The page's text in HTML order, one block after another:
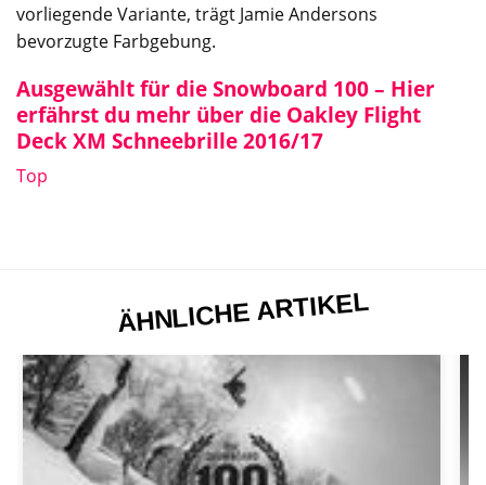
vorliegende Variante, trägt Jamie Andersons
bevorzugte Farbgebung.
Ausgewählt für die Snowboard 100 – Hier
erfährst du mehr über die Oakley Flight
Deck XM Schneebrille 2016/17
Top
ÄHNLICHE ARTIKEL